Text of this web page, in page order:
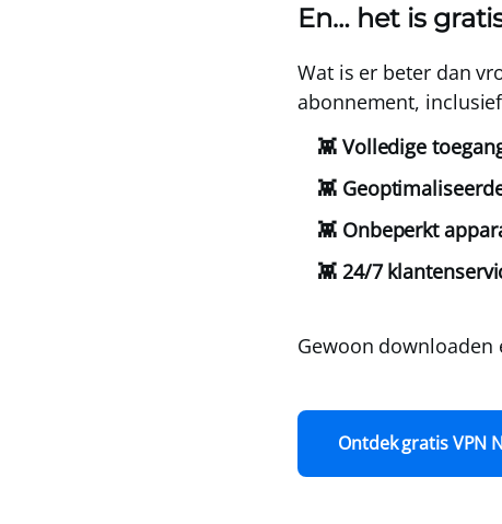
En… het is
Wat is er beter dan
abonnement,
👾 Volledige
👾
👾 Onbeperkt
👾 24/7
Gewoon
Ontdek gratis VPN